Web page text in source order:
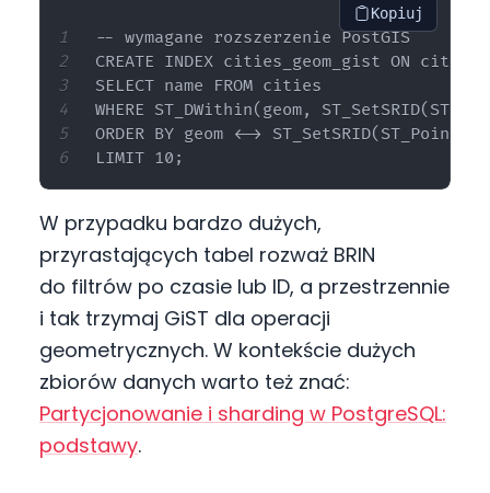
Kopiuj
-- wymagane rozszerzenie PostGIS
CREATE INDEX cities_geom_gist ON
SELECT name FROM cities
WHERE ST_DWithin(geom,
ORDER BY geom <->
W przypadku bardzo dużych,
przyrastających tabel rozważ BRIN
do filtrów po czasie lub ID, a przestrzennie
i tak trzymaj GiST dla operacji
geometrycznych. W kontekście dużych
zbiorów danych warto też znać:
Partycjonowanie i sharding w PostgreSQL:
podstawy.